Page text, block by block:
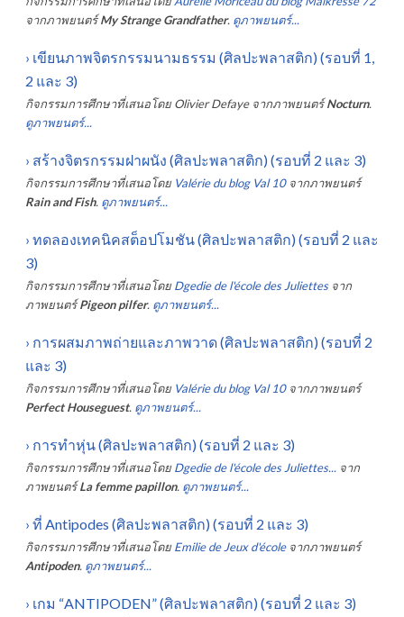
จากภาพยนตร์ My Strange Grandfather. ดูภาพยนตร์...
› เขียนภาพจิตรกรรมนามธรรม (ศิลปะพลาสติก) (รอบที่ 1,
2 และ 3)
กิจกรรมการศึกษาที่เสนอโดย Olivier Defaye จากภาพยนตร์ Nocturn.
ดูภาพยนตร์...
› สร้างจิตรกรรมฝาผนัง (ศิลปะพลาสติก) (รอบที่ 2 และ 3)
กิจกรรมการศึกษาที่เสนอโดย Valérie du blog Val 10 จากภาพยนตร์
Rain and Fish. ดูภาพยนตร์...
› ทดลองเทคนิคสต็อปโมชัน (ศิลปะพลาสติก) (รอบที่ 2 และ
3)
กิจกรรมการศึกษาที่เสนอโดย Dgedie de l'école des Juliettes จาก
ภาพยนตร์ Pigeon pilfer. ดูภาพยนตร์...
› การผสมภาพถ่ายและภาพวาด (ศิลปะพลาสติก) (รอบที่ 2
และ 3)
กิจกรรมการศึกษาที่เสนอโดย Valérie du blog Val 10 จากภาพยนตร์
Perfect Houseguest. ดูภาพยนตร์...
› การทำหุ่น (ศิลปะพลาสติก) (รอบที่ 2 และ 3)
กิจกรรมการศึกษาที่เสนอโดย Dgedie de l'école des Juliettes... จาก
ภาพยนตร์ La femme papillon. ดูภาพยนตร์...
› ที่ Antipodes (ศิลปะพลาสติก) (รอบที่ 2 และ 3)
กิจกรรมการศึกษาที่เสนอโดย Emilie de Jeux d'école จากภาพยนตร์
Antipoden. ดูภาพยนตร์...
› เกม “ANTIPODEN” (ศิลปะพลาสติก) (รอบที่ 2 และ 3)